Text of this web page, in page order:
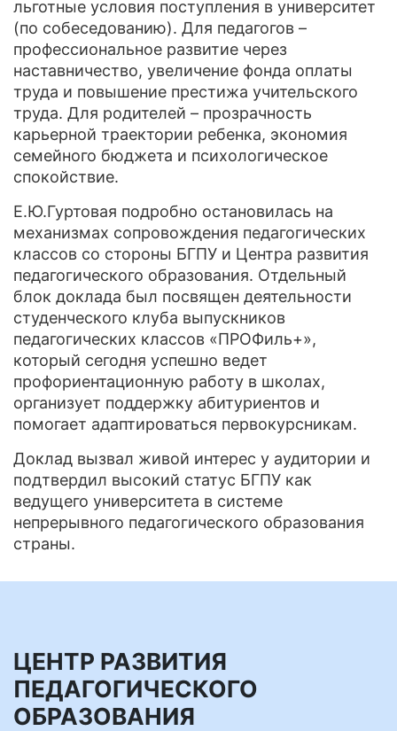
льготные условия поступления в университет
(по собеседованию). Для педагогов –
профессиональное развитие через
наставничество, увеличение фонда оплаты
труда и повышение престижа учительского
труда. Для родителей – прозрачность
карьерной траектории ребенка, экономия
семейного бюджета и психологическое
спокойствие.
Е.Ю.Гуртовая подробно остановилась на
механизмах сопровождения педагогических
классов со стороны БГПУ и Центра развития
педагогического образования. Отдельный
блок доклада был посвящен деятельности
студенческого клуба выпускников
педагогических классов «ПРОФиль+»,
который сегодня успешно ведет
профориентационную работу в школах,
организует поддержку абитуриентов и
помогает адаптироваться первокурсникам.
Доклад вызвал живой интерес у аудитории и
подтвердил высокий статус БГПУ как
ведущего университета в системе
непрерывного педагогического образования
страны.
ЦЕНТР РАЗВИТИЯ
ПЕДАГОГИЧЕСКОГО
ОБРАЗОВАНИЯ